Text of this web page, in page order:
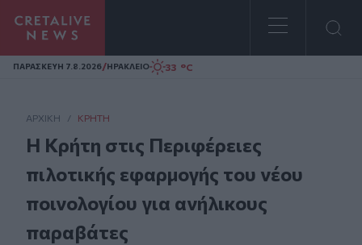
Homepage
ΠΑΡΑΣΚΕΥΗ 7.8.2026/ΗΡΑΚΛΕΙΟ 33 °C
ΑΡΧΙΚΗ / ΚΡΉΤΗ
Η Κρήτη στις Περιφέρειες
πιλοτικής εφαρμογής του νέου
ποινολογίου για ανήλικους
παραβάτες